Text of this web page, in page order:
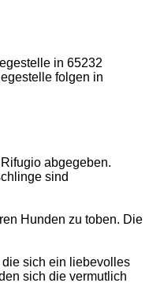
in 65232
folgen in
abgegeben.
sind
Hunden zu toben. Die
sich ein liebevolles
sich die vermutlich